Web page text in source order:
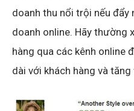
doanh thu nổi trội nếu đẩy
doanh online. Hãy thường
hàng qua các kênh online
dài với khách hàng và tăng